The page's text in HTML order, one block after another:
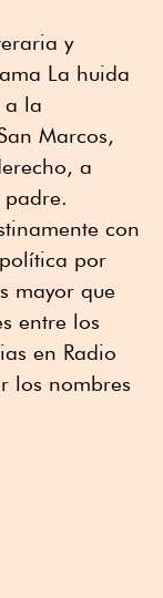
y
La huida
a la
Marcos,
a
con
por
mayor que
entre los
en Radio
los nombres